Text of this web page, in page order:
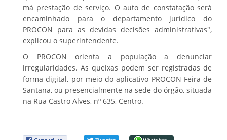
má prestação de serviço. O auto de constatação será
encaminhado para o departamento jurídico do
PROCON para as devidas decisões administrativas",
explicou o superintendente.
​O PROCON orienta a população a denunciar
irregularidades. As queixas podem ser registradas de
forma digital, por meio do aplicativo PROCON Feira de
Santana, ou presencialmente na sede do órgão, situada
na Rua Castro Alves, nº 635, Centro.